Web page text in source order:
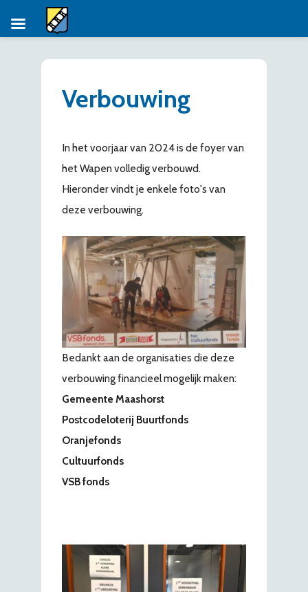
Verbouwing
In het voorjaar van 2024 is de foyer van
het Wapen volledig verbouwd.
Hieronder vindt je enkele foto's van
deze verbouwing.
Bedankt aan de organisaties die deze
verbouwing financieel mogelijk maken:
Gemeente Maashorst
Postcodeloterij Buurtfonds
Oranjefonds
Cultuurfonds
VSB fonds